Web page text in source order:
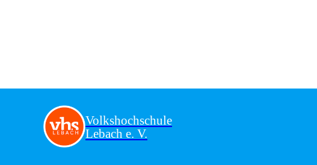
Volkshochschule
Lebach e. V.